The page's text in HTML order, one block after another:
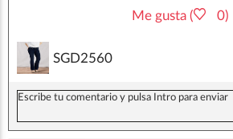
Me gusta ( 0)
SGD2560